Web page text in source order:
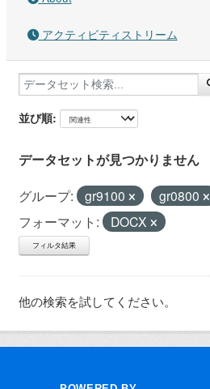
アクティビティストリーム
並び順
データセットが見つかりません
グループ: gr9100
gr0800
フォーマット:
DOCX
フィルタ結果
他の検索を試してください。